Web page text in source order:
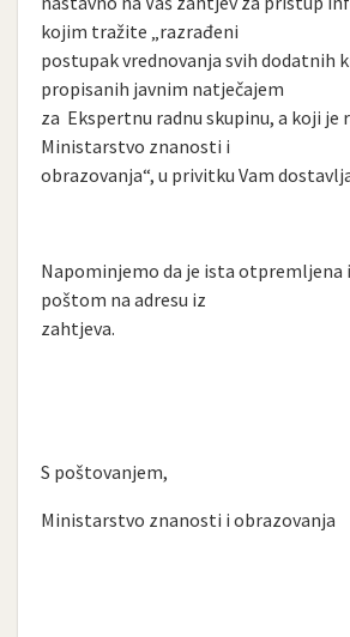
kojim tražite „razrađeni
postupak vrednovanja svih dodatnih
propisanih javnim natječajem
za Ekspertnu radnu skupinu, a koji je
Ministarstvo znanosti i
obrazovanja“, u privitku Vam
Napominjemo da je ista otpremljena
poštom na adresu iz
zahtjeva.
S poštovanjem,
Ministarstvo znanosti i obrazovanja